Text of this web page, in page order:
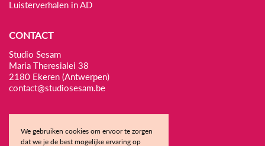
Luisterverhalen in AD
CONTACT
Studio Sesam
Maria Theresialei 38
2180 Ekeren (Antwerpen)
contact@studiosesam.be
We gebruiken cookies om ervoor te zorgen
dat we je de best mogelijke ervaring op